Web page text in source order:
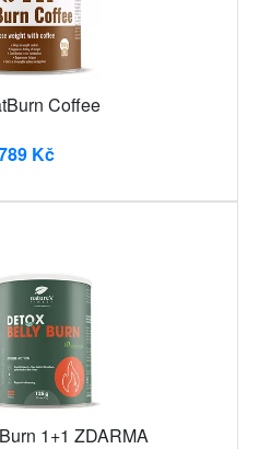
Coffee
Kč
1+1 ZDARMA